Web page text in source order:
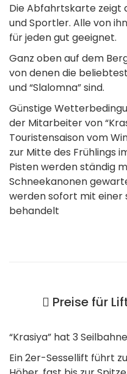
Die Abfahrtskarte zeigt
und Sportler. Alle von
für jeden gut geeignet.
Ganz oben auf dem
von denen die
und “Slalomna” sind.
Günstige
der Mitarbeiter von
Touristensaison vom
zur Mitte des Frühlings
Pisten werden ständig
Schneekanonen
werden sofort mit einer
behandelt
Preise für
“Krasiya” hat 3
Ein 2er-Sessellift führt